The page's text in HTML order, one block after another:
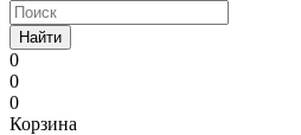
Найти
0
0
0
Корзина